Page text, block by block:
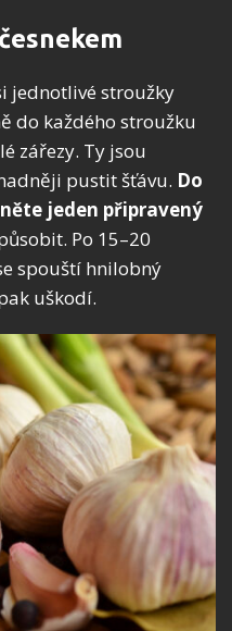
jednotlivé stroužky
do každého stroužku
zářezy. Ty jsou
pustit šťávu. Do
jeden připravený
Po 15–20
spouští hnilobný
uškodí.